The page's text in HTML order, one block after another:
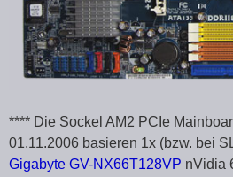
**** Die Sockel AM2 PCIe
01.11.2006 basieren 1x (bzw. bei
Gigabyte GV-NX66T128VP nVidia